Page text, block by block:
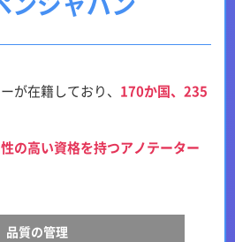
が在籍しており、 170か国、235
の高い資格を持つアノテーター
品質の管理